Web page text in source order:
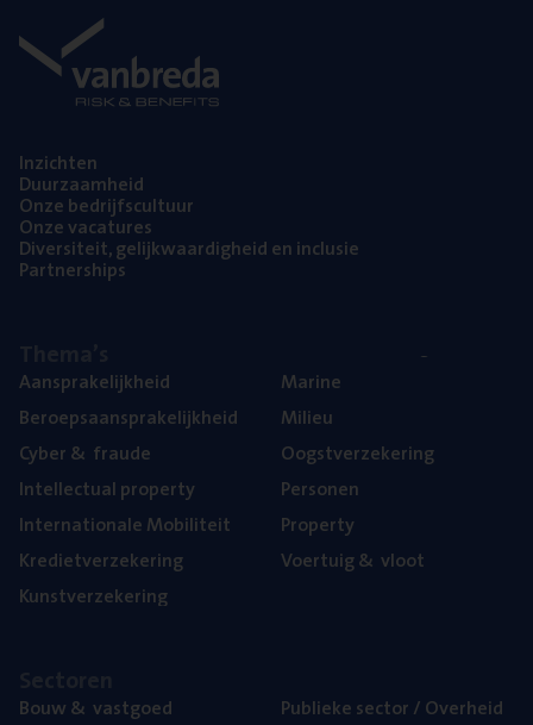
Inzich­ten
Duur­zaam­heid
Onze bedrijfs­cul­tuur
Onze vaca­tu­res
Diver­si­teit, gelijk­waar­dig­heid en inclusie
Part­ner­ships
Aan­spra­ke­lijk­heid
Beroeps­aan­spra­ke­lijk­heid
Cyber& fraude
Intel­lec­tu­al property
Inter­na­ti­o­na­le Mobiliteit
Kre­diet­ver­ze­ke­ring
Kunst­ver­ze­ke­ring
Mari­ne
Mili­eu
Oogst­ver­ze­ke­ring
Per­so­nen
Pro­per­ty
Voer­tuig& vloot
Bouw& vastgoed
Publie­ke sec­tor / Overheid